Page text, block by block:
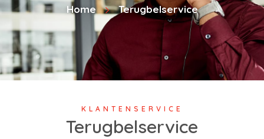
Home Terugbelservice
Terugbelservice
KLANTENSERVICE